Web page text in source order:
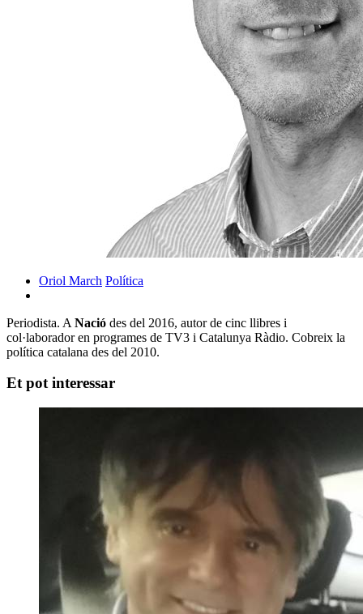
Oriol March Política
Periodista. A Nació des del 2016, autor de cinc llibres i
col·laborador en programes de TV3 i Catalunya Ràdio. Cobreix la
política catalana des del 2010.
Et pot interessar